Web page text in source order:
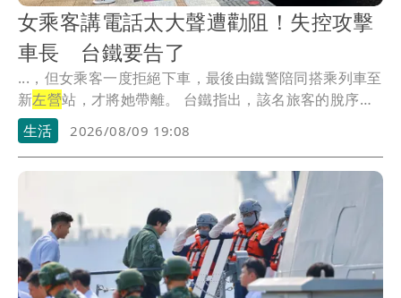
女乘客講電話太大聲遭勸阻！失控攻擊
車長 台鐵要告了
...，但女乘客一度拒絕下車，最後由鐵警陪同搭乘列車至
新左營站，才將她帶離。 台鐵指出，該名旅客的脫序
行...
生活 2026/08/09 19:08